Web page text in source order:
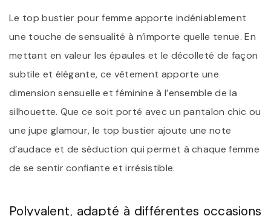
Le top bustier pour femme apporte indéniablement
une touche de sensualité à n’importe quelle tenue. En
mettant en valeur les épaules et le décolleté de façon
subtile et élégante, ce vêtement apporte une
dimension sensuelle et féminine à l’ensemble de la
silhouette. Que ce soit porté avec un pantalon chic ou
une jupe glamour, le top bustier ajoute une note
d’audace et de séduction qui permet à chaque femme
de se sentir confiante et irrésistible.
Polyvalent, adapté à différentes occasions